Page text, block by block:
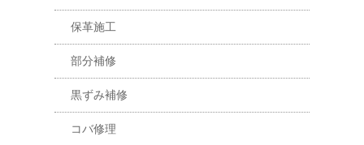
保革施工
部分補修
黒ずみ補修
コバ修理